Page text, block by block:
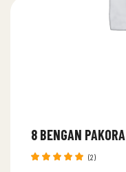
8 BENGAN PAKORA
(2)